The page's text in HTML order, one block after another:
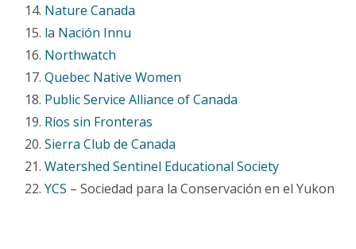
Nature Canada
la Nación Innu
Northwatch
Quebec Native Women
Public Service Alliance of Canada
Ríos sin Fronteras
Sierra Club de Canada
Watershed Sentinel Educational Society
YCS – Sociedad para la Conservación en el Yukon